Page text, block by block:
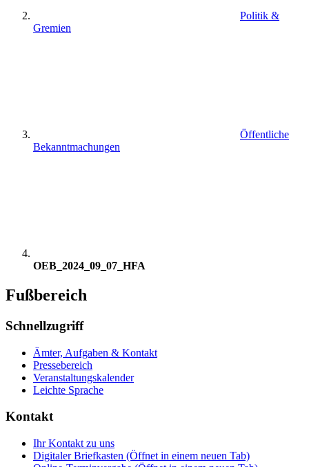
Politik &
Gremien
Öffentliche
Bekanntmachungen
OEB_2024_09_07_HFA
Fußbereich
Schnellzugriff
Ämter, Aufgaben & Kontakt
Pressebereich
Veranstaltungskalender
Leichte Sprache
Kontakt
Ihr Kontakt zu uns
Digitaler Briefkasten (Öffnet in einem neuen Tab)